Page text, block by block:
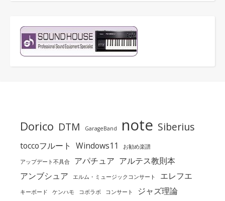
Dorico DTM GarageBand note Siberius
toccoフルート Windows11 お勧め楽譜
アップデート不具合 アパチュア アルテス教則本
アンブシュア
エルム・ミュージックコンサート エレフエ
キーボード ケンハモ コボラボ コンサート ジャズ理論